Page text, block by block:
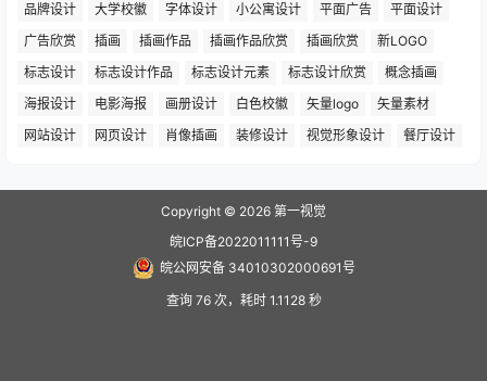
品牌设计
大学校徽 字体设计 小公寓设计 平面广告
平面设计
广告欣赏
插画 插画作品 插画作品欣赏 插画欣赏
新LOGO
标志设计
标志设计作品 标志设计元素 标志设计欣赏
概念插画
海报设计
电影海报 画册设计 白色校徽 矢量logo
矢量素材
网站设计
网页设计 肖像插画 装修设计 视觉形象设计 餐厅设计
Copyright © 2026 第一视觉
皖ICP备2022011111号-9
皖公网安备 34010302000691号
查询 76 次，耗时 1.1128 秒